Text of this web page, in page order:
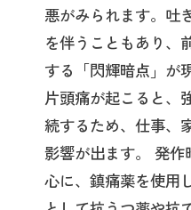
悪がみられます。吐
を伴うこともあり、
する「閃輝暗点」が
片頭痛が起こると、
続するため、仕事、
影響が出ます。 発
心に、鎮痛薬を使用